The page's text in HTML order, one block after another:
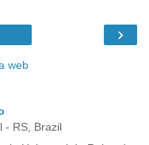
›
web
- RS, Brazil